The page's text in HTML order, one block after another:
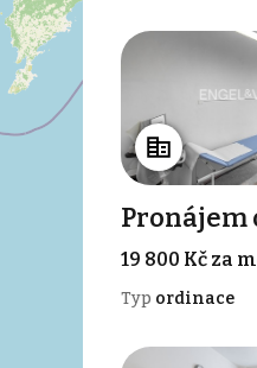
Pronájem
19 800 Kč za
Typ ordinace